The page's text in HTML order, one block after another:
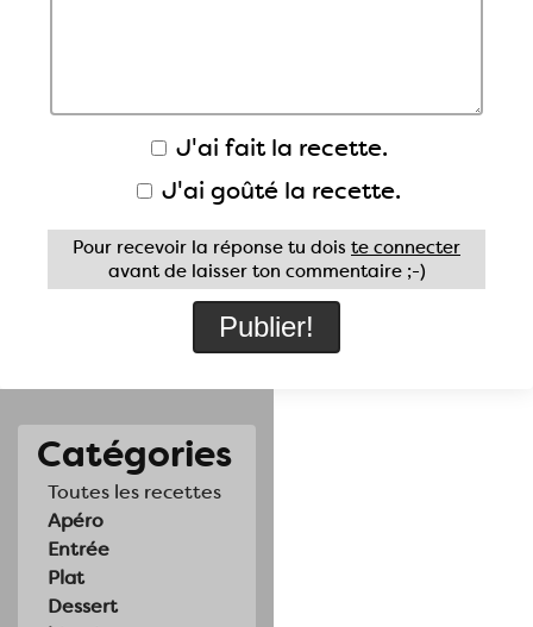
Catégories
Toutes les recettes
Apéro
Entrée
Plat
Dessert
J'ai fait la recette.
J'ai goûté la recette.
Pour recevoir la réponse tu dois te connecter
avant de laisser ton commentaire ;-)